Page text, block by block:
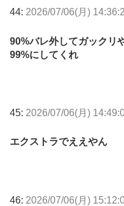
44: 2026/07/06(月)
90%バレ外してガックリ
99%にしてくれ
45: 2026/07/06(月)
エクストラでええやん
46: 2026/07/06(月)